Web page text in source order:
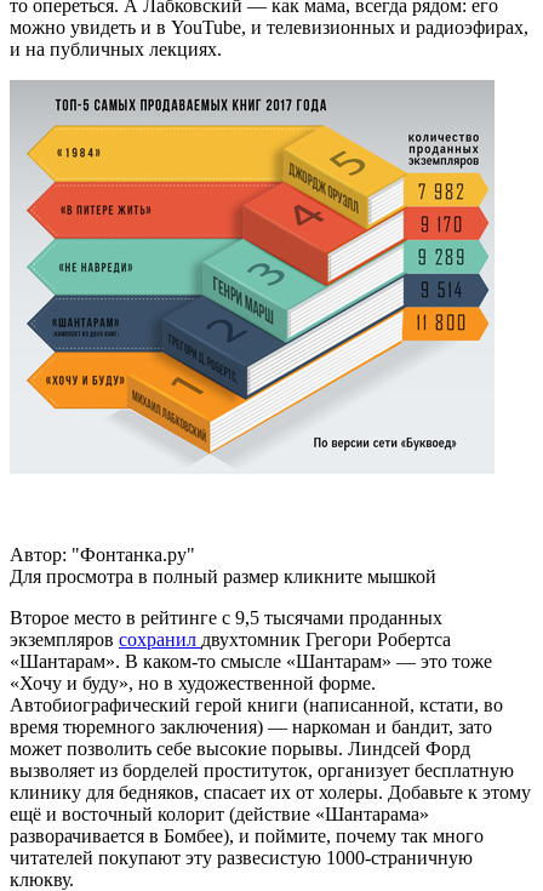
то опереться. А Лабковский — как мама, всегда рядом: его
можно увидеть и в YouTube, и телевизионных и радиоэфирах,
и на публичных лекциях.
Автор: "Фонтанка.ру"
Для просмотра в полный размер кликните мышкой
Второе место в рейтинге с 9,5 тысячами проданных
экземпляров сохранил двухтомник Грегори Робертса
«Шантарам». В каком-то смысле «Шантарам» — это тоже
«Хочу и буду», но в художественной форме.
Автобиографический герой книги (написанной, кстати, во
время тюремного заключения) — наркоман и бандит, зато
может позволить себе высокие порывы. Линдсей Форд
вызволяет из борделей проституток, организует бесплатную
клинику для бедняков, спасает их от холеры. Добавьте к этому
ещё и восточный колорит (действие «Шантарама»
разворачивается в Бомбее), и поймите, почему так много
читателей покупают эту развесистую 1000-страничную
клюкву.